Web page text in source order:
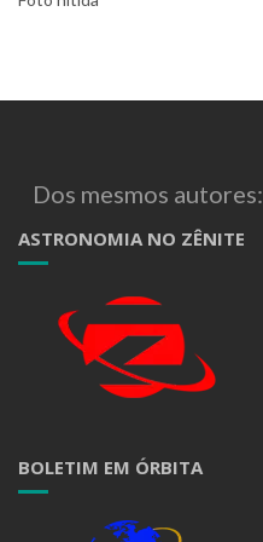
Dos mesmos autores:
ASTRONOMIA NO ZÊNITE
BOLETIM EM ÓRBITA